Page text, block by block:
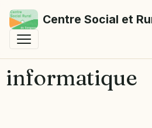
Centre Social et
informatique